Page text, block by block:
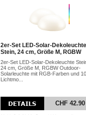
2er-Set LED-Solar-Dekoleuchte
Stein, 24 cm, Größe M, RGBW
2er-Set LED-Solar-Dekoleuchte
24 cm, Größe M, RGBW Outdoor-
Solarleuchte mit RGB-Farben und 10
Lichtmo...
CHF 42.90